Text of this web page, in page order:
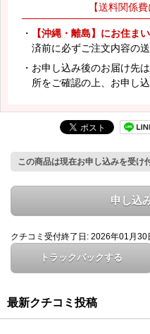
【送料関係
・ 【沖縄・離島】にお住ま
済前に必ずご注文内容の
・お申し込み後のお届け先
所をご確認の上、お申し込
この商品は現在お申し込みを受け
申し込
クチコミ受付終了日: 2026年01月30
トラックバックする
最新クチコミ投稿